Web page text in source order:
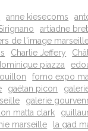
anne kiesecoms
artiadne
de l'image
Charlie Jeffery
piazza
fomo expo
gaétan picon
galerie
matta clark
marseille la gad